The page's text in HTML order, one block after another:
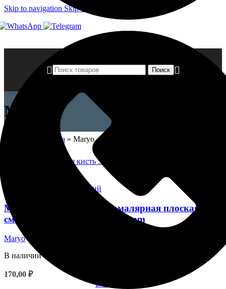
Skip to navigation Skip to main content
Поиск
Maryo
Главная страница » Maryo
Добавить в список желаний
MARYO CLASSIC Кисть малярная плоская,
смешанная щетина 1,5″ / 38 mm
Maryo
В наличии
170,00 ₽
В корзину